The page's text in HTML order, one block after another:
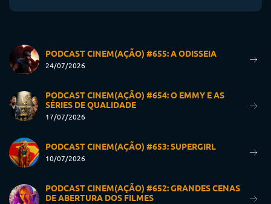
PODCAST CINEM(AÇÃO) #655: A ODISSEIA
24/07/2026
PODCAST CINEM(AÇÃO) #654: O EMMY E AS
SÉRIES DE QUALIDADE
17/07/2026
PODCAST CINEM(AÇÃO) #653: SUPERGIRL
10/07/2026
PODCAST CINEM(AÇÃO) #652: GRANDES CENAS
DE ABERTURA DOS FILMES